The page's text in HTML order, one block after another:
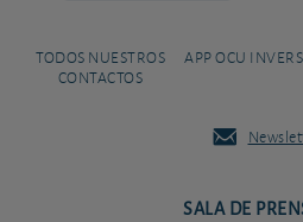
TODOS NUESTROS
CONTACTOS
APP OCU
SALA DE